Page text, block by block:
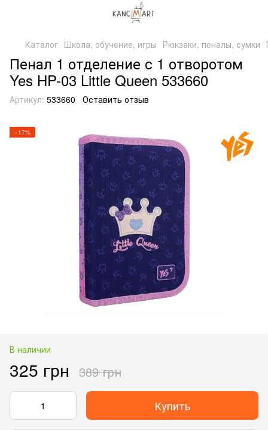
Каталог Школа, обучение, игры Рюкзаки, пеналы, сумки
Пенал 1 отделение с 1 отворотом
Yes HP-03 Little Queen 533660
Артикул: 533660 Оставить отзыв
−17%
В наличии
325 грн 389 грн
Купить